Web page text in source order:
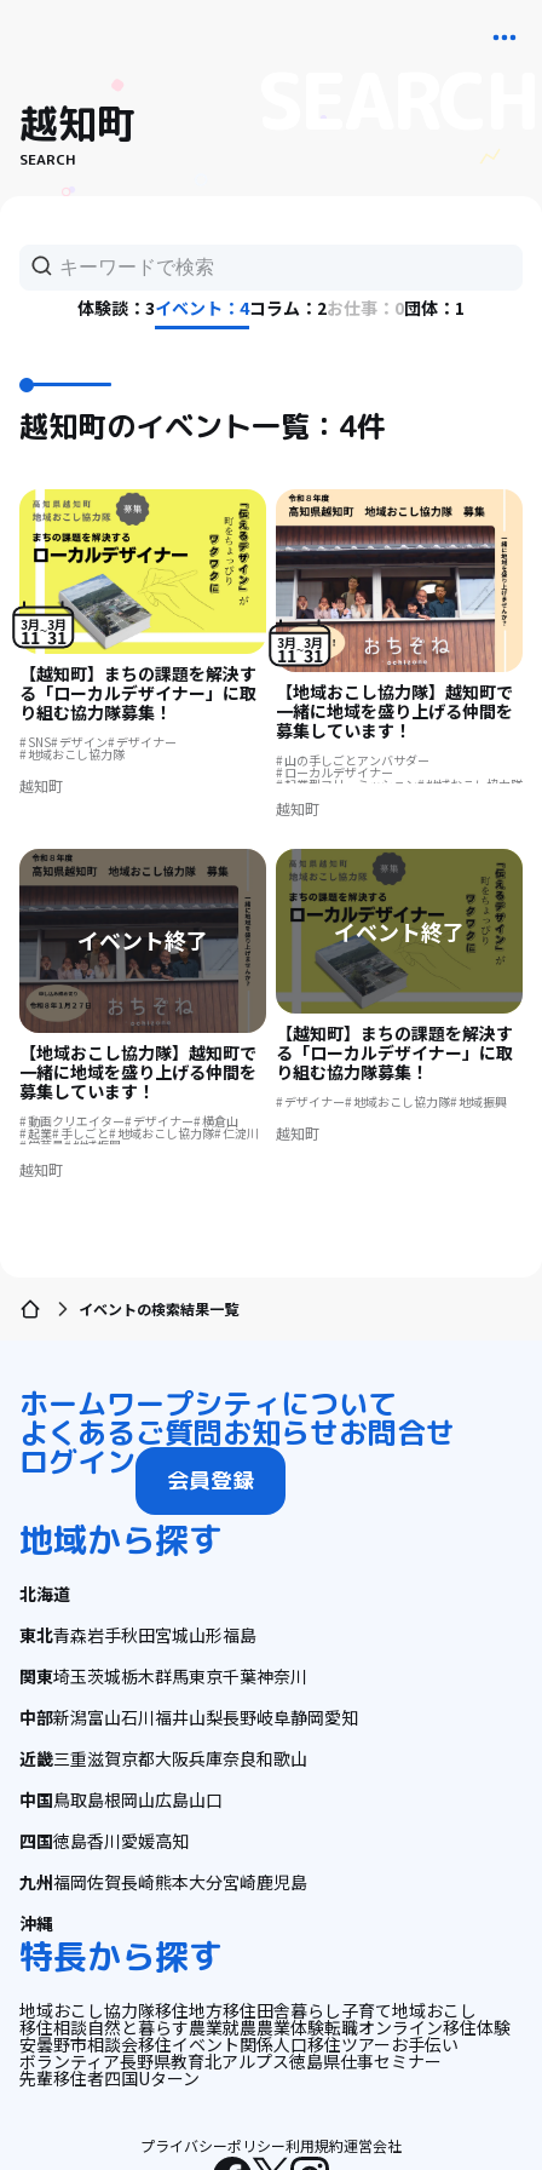
越知町
SEARCH
体験談：3イベント：4コラム：2お仕事：0団体：1
越知町のイベント一覧：4件
3月
11
3月
31
【越知町】まちの課題を解決す
る「ローカルデザイナー」に取
り組む協力隊募集！
SNS デザイン デザイナー
地域おこし協力隊
越知町
3月
11
3月
31
【地域おこし協力隊】越知町で
一緒に地域を盛り上げる仲間を
募集しています！
山の手しごとアンバサダー
ローカルデザイナー
起業型フリーミッション 地域おこし協力隊
越知町
【地域おこし協力隊】越知町で
一緒に地域を盛り上げる仲間を
募集しています！
動画クリエイター デザイナー 横倉山
起業 手しごと 地域おこし協力隊 仁淀川
学芸員 地域振興
越知町
【越知町】まちの課題を解決す
る「ローカルデザイナー」に取
り組む協力隊募集！
デザイナー 地域おこし協力隊 地域振興
越知町
イベントの検索結果一覧
ホームワープシティについて
よくあるご質問お知らせお問合せ
ログイン 会員登録
地域から探す
北海道
東北青森岩手秋田宮城山形福島
関東埼玉茨城栃木群馬東京千葉神奈川
中部新潟富山石川福井山梨長野岐阜静岡愛知
近畿三重滋賀京都大阪兵庫奈良和歌山
中国鳥取島根岡山広島山口
四国徳島香川愛媛高知
九州福岡佐賀長崎熊本大分宮崎鹿児島
沖縄
特長から探す
地域おこし協力隊移住地方移住田舎暮らし子育て地域おこし
移住相談自然と暮らす農業就農農業体験転職オンライン移住体験
安曇野市相談会移住イベント関係人口移住ツアーお手伝い
ボランティア長野県教育北アルプス徳島県仕事セミナー
先輩移住者四国Uターン
プライバシーポリシー利用規約運営会社